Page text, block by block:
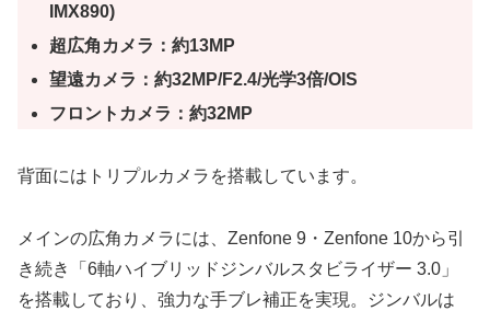
IMX890)
超広角カメラ：約13MP
望遠カメラ：約32MP/F2.4/光学3倍/OIS
フロントカメラ：約32MP
背面にはトリプルカメラを搭載しています。
メインの広角カメラには、Zenfone 9・Zenfone 10から引
き続き「6軸ハイブリッドジンバルスタビライザー 3.0」
を搭載しており、強力な手ブレ補正を実現。ジンバルは